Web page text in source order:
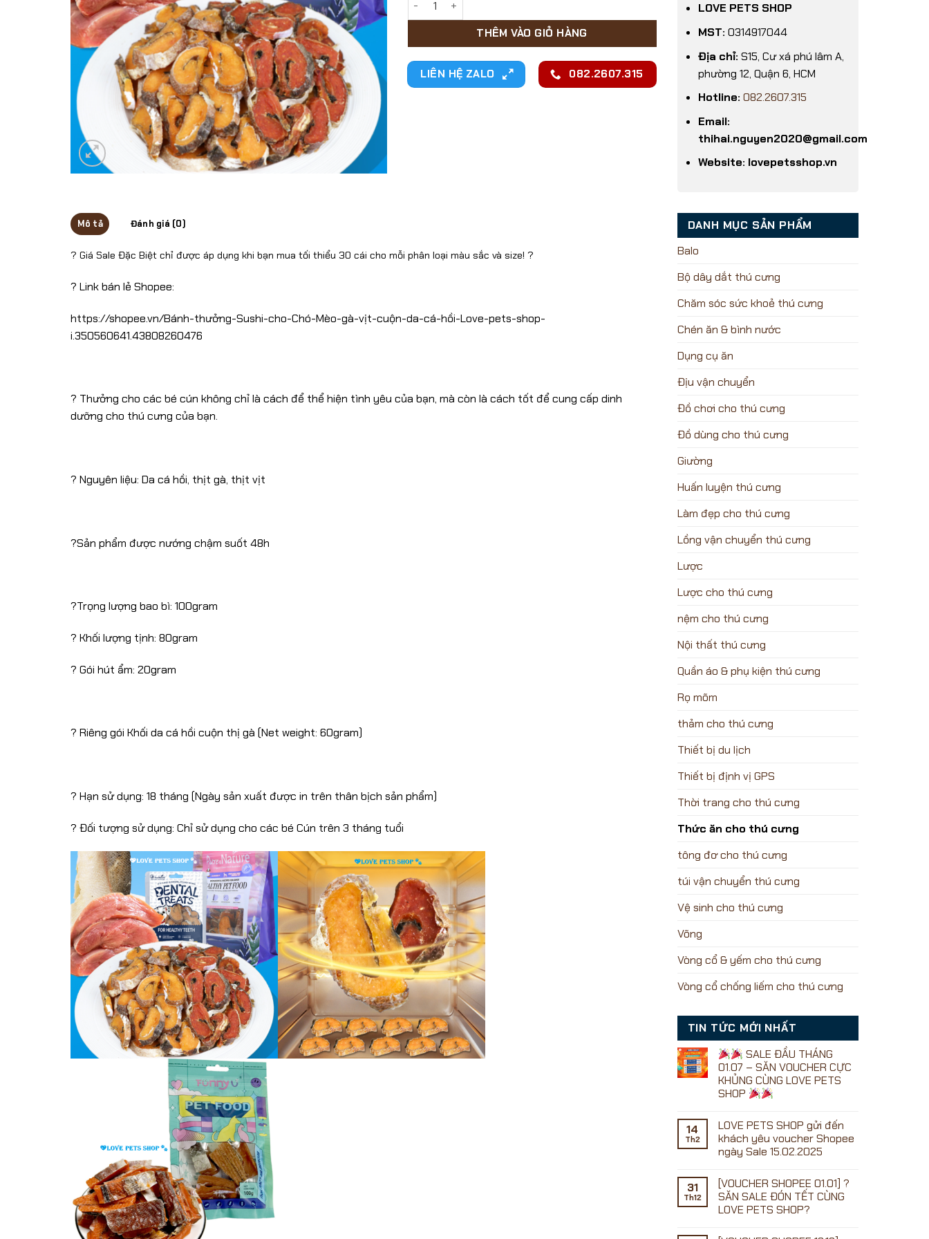
THÊM VÀO GIỎ HÀNG
LIÊN HỆ ZALO 082.2607.315
LOVE PETS SHOP
MST: 0314917044
Địa chỉ: S15, Cư xá phú lâm A,
phường 12, Quận 6, HCM
Hotline: 082.2607.315
Email:
thihai.nguyen2020@gmail.com
Website: lovepetsshop.vn
Mô tả Đánh giá (0)
? Giá Sale Đặc Biệt chỉ được áp dụng khi bạn mua tối thiểu 30 cái cho mỗi phân loại màu sắc và size! ?
? Link bán lẻ Shopee:
https://shopee.vn/Bánh-thưởng-Sushi-cho-Chó-Mèo-gà-vịt-cuộn-da-cá-hồi-Love-pets-shop-
i.350560641.43808260476
? Thưởng cho các bé cún không chỉ là cách để thể hiện tình yêu của bạn, mà còn là cách tốt để cung cấp dinh
dưỡng cho thú cưng của bạn.
? Nguyên liệu: Da cá hồi, thịt gà, thịt vịt
?Sản phẩm được nướng chậm suốt 48h
?Trọng lượng bao bì: 100gram
? Khối lượng tịnh: 80gram
? Gói hút ẩm: 20gram
? Riêng gói Khối da cá hồi cuộn thị gà (Net weight: 60gram)
? Hạn sử dụng: 18 tháng (Ngày sản xuất được in trên thân bịch sản phẩm)
? Đối tượng sử dụng: Chỉ sử dụng cho các bé Cún trên 3 tháng tuổi
DANH MỤC SẢN PHẨM
Balo
Bộ dây dắt thú cưng
Chăm sóc sức khoẻ thú cưng
Chén ăn & bình nước
Dụng cụ ăn
Địu vận chuyển
Đồ chơi cho thú cưng
Đồ dùng cho thú cưng
Giường
Huấn luyện thú cưng
Làm đẹp cho thú cưng
Lồng vận chuyển thú cưng
Lược
Lược cho thú cưng
nệm cho thú cưng
Nội thất thú cưng
Quần áo & phụ kiện thú cưng
Rọ mõm
thảm cho thú cưng
Thiết bị du lịch
Thiết bị định vị GPS
Thời trang cho thú cưng
Thức ăn cho thú cưng
tông đơ cho thú cưng
túi vận chuyển thú cưng
Vệ sinh cho thú cưng
Võng
Vòng cổ & yếm cho thú cưng
Vòng cổ chống liếm cho thú cưng
TIN TỨC MỚI NHẤT
SALE ĐẦU THÁNG
01.07 – SĂN VOUCHER CỰC
KHỦNG CÙNG LOVE PETS
SHOP
bình
luận
ở
ĐẦU
THÁNG
01.07
–
SĂN
14
Th2
LOVE PETS SHOP gửi đến
khách yêu voucher Shopee
ngày Sale 15.02.2025
bình
luận
ở
LOVE
31
Th12
[VOUCHER SHOPEE 01.01] ?
SĂN SALE ĐÓN TẾT CÙNG
LOVE PETS SHOP?